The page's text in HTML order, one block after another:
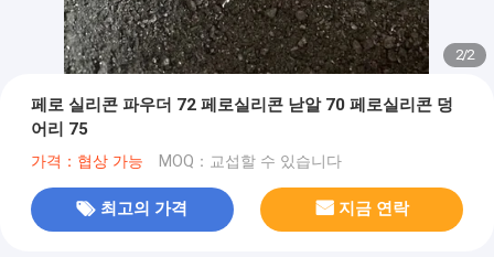
2/2
페로 실리콘 파우더 72 페로실리콘 낟알 70 페로실리콘 덩
어리 75
가격：협상 가능 MOQ：교섭할 수 있습니다
최고의 가격 지금 연락